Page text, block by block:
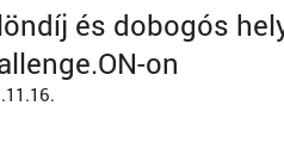
és dobogós
on